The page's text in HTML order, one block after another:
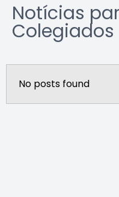
Notícias
Colegiados
No posts found